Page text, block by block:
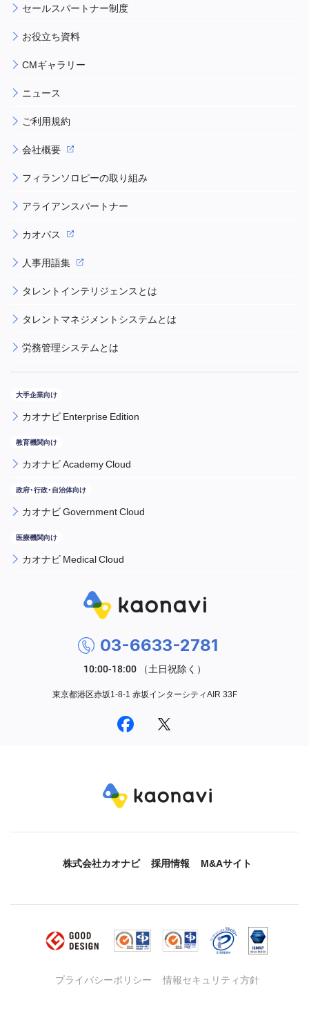
セールスパートナー制度
お役立ち資料
CMギャラリー
ニュース
ご利用規約
会社概要
フィランソロピーの取り組み
アライアンスパートナー
カオパス
人事用語集
タレントインテリジェンスとは
タレントマネジメントシステムとは
労務管理システムとは
カオナビ Enterprise Edition
カオナビ Academy Cloud
カオナビ Government Cloud
カオナビ Medical Cloud
03-6633-2781
東京都港区赤坂1-8-1 赤坂インターシティAIR 33F
株式会社カオナビ 採用情報 M&Aサイト
プライバシーポリシー 情報セキュリティ方針